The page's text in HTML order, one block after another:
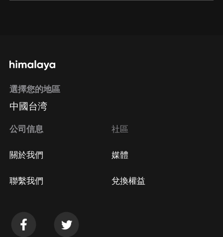
方法 Google Play取消訂閱方法
選擇您的地區
中國台湾
公司信息
關於我們
聯繫我們
社區
媒體
兌換權益